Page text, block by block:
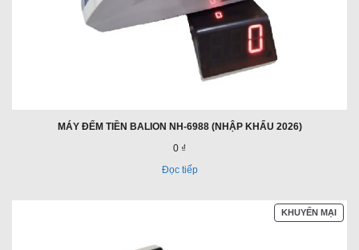
MÁY ĐẾM TIỀN BALION NH-6988 (NHẬP KHẨU 2026)
0 ₫
Đọc tiếp
KHUYẾN MẠISẢN